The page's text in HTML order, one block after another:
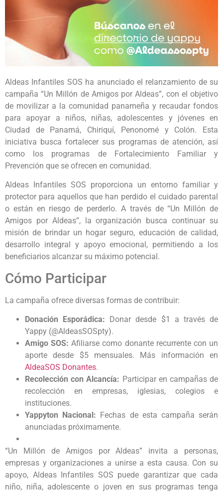
Aldeas Infantiles SOS ha anunciado el relanzamiento de su
campaña “Un Millón de Amigos por Aldeas”, con el objetivo
de movilizar a la comunidad panameña y recaudar fondos
para apoyar a niños, niñas, adolescentes y jóvenes en
Ciudad de Panamá, Chiriquí, Penonomé y Colón. Esta
iniciativa busca fortalecer sus programas de atención, así
como los programas de Fortalecimiento Familiar y
Prevención que se ofrecen en comunidad.
Aldeas Infantiles SOS proporciona un entorno familiar y
protector para aquellos que han perdido el cuidado parental
o están en riesgo de perderlo. A través de “Un Millón de
Amigos por Aldeas”, la organización busca continuar su
misión de brindar un hogar seguro, educación de calidad,
desarrollo integral y apoyo emocional, permitiendo a los
beneficiarios alcanzar su máximo potencial.
Cómo Participar
La campaña ofrece diversas formas de contribuir:
Donación Esporádica: Donar desde $1 a través de
Yappy (@AldeasSOSpty).
Amigo SOS: Afiliarse como donante recurrente con un
aporte desde $5 mensuales. Más información en
AldeaSOS Donantes.
Recolección con Alcancía: Participar en campañas de
recolección en empresas, iglesias, colegios e
instituciones.
Yappyton Nacional: Fechas de esta campaña serán
anunciadas próximamente.
“Un Millón de Amigos por Aldeas” invita a personas,
empresas y organizaciones a unirse a esta causa. Con su
apoyo, Aldeas Infantiles SOS puede garantizar que cada
niño, niña, adolescente o joven en sus programas tenga